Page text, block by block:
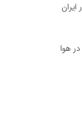
هوا